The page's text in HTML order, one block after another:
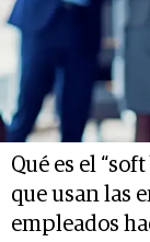
Qué es el
que usan las
empleados